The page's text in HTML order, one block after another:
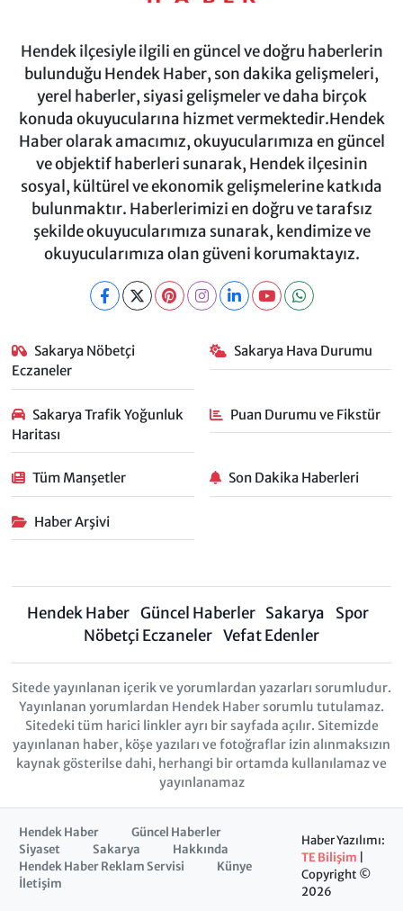
Hendek ilçesiyle ilgili en güncel ve doğru haberlerin
bulunduğu Hendek Haber, son dakika gelişmeleri,
yerel haberler, siyasi gelişmeler ve daha birçok
konuda okuyucularına hizmet vermektedir.Hendek
Haber olarak amacımız, okuyucularımıza en güncel
ve objektif haberleri sunarak, Hendek ilçesinin
sosyal, kültürel ve ekonomik gelişmelerine katkıda
bulunmaktır. Haberlerimizi en doğru ve tarafsız
şekilde okuyucularımıza sunarak, kendimize ve
okuyucularımıza olan güveni korumaktayız.
Sakarya Nöbetçi
Eczaneler
Sakarya Hava Durumu
Sakarya Trafik Yoğunluk
Haritası
Puan Durumu ve Fikstür
Tüm Manşetler Son Dakika Haberleri
Haber Arşivi
Hendek Haber Güncel Haberler Sakarya
Spor
Nöbetçi Eczaneler Vefat Edenler
Sitede yayınlanan içerik ve yorumlardan yazarları sorumludur.
Yayınlanan yorumlardan Hendek Haber sorumlu tutulamaz.
Sitedeki tüm harici linkler ayrı bir sayfada açılır. Sitemizde
yayınlanan haber, köşe yazıları ve fotoğraflar izin alınmaksızın
kaynak gösterilse dahi, herhangi bir ortamda kullanılamaz ve
yayınlanamaz
Hendek Haber
Güncel Haberler
Siyaset
Sakarya
Hakkında
Hendek Haber Reklam Servisi
Künye
İletişim
Haber Yazılımı:
TE Bilişim
Copyright ©
2026